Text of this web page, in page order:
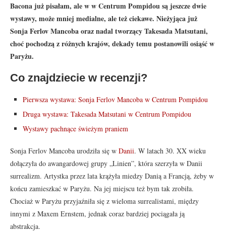
Bacona już pisałam, ale w w Centrum Pompidou są jeszcze dwie
wystawy, może mniej medialne, ale też ciekawe. Nieżyjąca już
Sonja Ferlov Mancoba oraz nadal tworzący Takesada Matsutani,
choć pochodzą z różnych krajów, dekady temu postanowili osiąść w
Paryżu.
Co znajdziecie w recenzji?
Pierwsza wystawa: Sonja Ferlov Mancoba w Centrum Pompidou
Druga wystawa: Takesada Matsutani w Centrum Pompidou
Wystawy pachnące świeżym praniem
Sonja Ferlov Mancoba urodziła się w Danii. W latach 30. XX wieku
dołączyła do awangardowej grupy „Linien”, która szerzyła w Danii
surrealizm. Artystka przez lata krążyła miedzy Danią a Francją, żeby w
końcu zamieszkać w Paryżu. Na jej miejscu też bym tak zrobiła.
Chociaż w Paryżu przyjaźniła się z wieloma surrealistami, między
innymi z Maxem Ernstem, jednak coraz bardziej pociągała ją
abstrakcja.